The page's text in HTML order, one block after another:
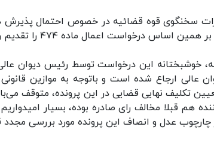
سخنگوی قوه قضائیه در خصوص احتمال پذیرش
درخواست اعمال ماده ۴۷۴ را تقدیم رئیس دیوان عالی کشور کردیم.
خوشبختانه این درخواست توسط رئیس دیوان
عالی ارجاع شده است و باتوجه به موازین
تکلیف نهایی قضایی در این پرونده، متوقف
هم قبلا مخالف رای صادره بوده، بسیار
عدل و انصاف این پرونده مورد بررسی مجدد